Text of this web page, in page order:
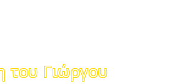
του Γιώργου